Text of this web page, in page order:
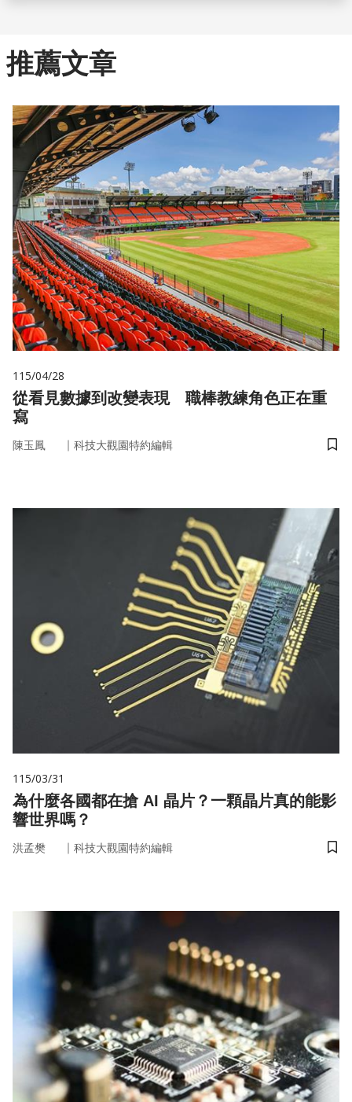
推薦文章
115/04/28
從看見數據到改變表現 職棒教練角色正在重
寫
陳玉鳳 ｜ 科技大觀園特約編輯
儲
115/03/31
為什麼各國都在搶 AI 晶片？一顆晶片真的能影
響世界嗎？
洪孟樊 ｜ 科技大觀園特約編輯
儲